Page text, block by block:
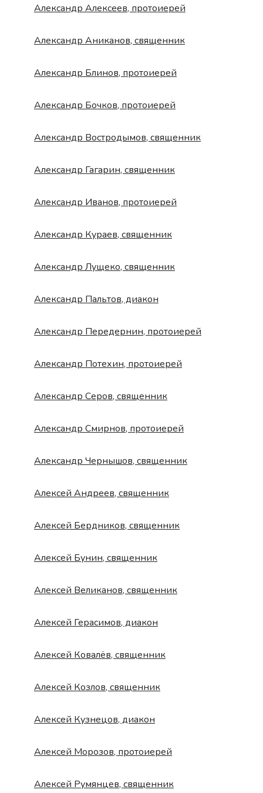
Александр Алексеев, протоиерей
Александр Аниканов, священник
Александр Блинов, протоиерей
Александр Бочков, протоиерей
Александр Востродымов, священник
Александр Гагарин, священник
Александр Иванов, протоиерей
Александр Кураев, священник
Александр Лущеко, священник
Александр Пальтов, диакон
Александр Передернин, протоиерей
Александр Потехин, протоиерей
Александр Серов, священник
Александр Смирнов, протоиерей
Александр Чернышов, священник
Алексей Андреев, священник
Алексей Бердников, священник
Алексей Бунин, священник
Алексей Великанов, священник
Алексей Герасимов, диакон
Алексей Ковалёв, священник
Алексей Козлов, священник
Алексей Кузнецов, диакон
Алексей Морозов, протоиерей
Алексей Румянцев, священник